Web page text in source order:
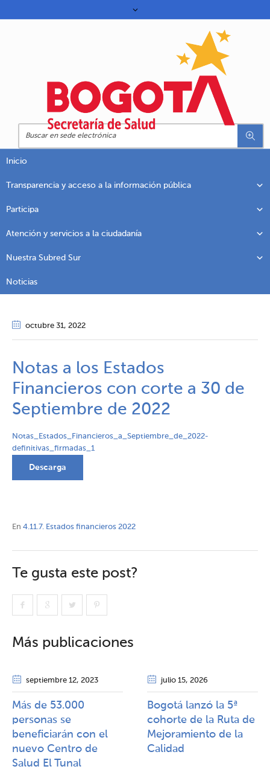
Inicio
Transparencia y acceso a la información pública
Participa
Atención y servicios a la ciudadanía
Nuestra Subred Sur
Noticias
octubre 31, 2022
Notas a los Estados
Financieros con corte a 30 de
Septiembre de 2022
Notas_Estados_Financieros_a_Septiembre_de_2022-
definitivas_firmadas_1
Descarga
En 4.11.7. Estados financieros 2022
Te gusta este post?
Más publicaciones
septiembre 12, 2023
Más de 53.000
personas se
beneficiarán con el
nuevo Centro de
Salud El Tunal
julio 15, 2026
Bogotá lanzó la 5ª
cohorte de la Ruta de
Mejoramiento de la
Calidad​​